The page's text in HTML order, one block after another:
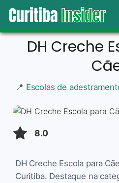
DH Creche
📍 Escolas de
8.0
DH Creche Escola para
Curitiba. Destaque na